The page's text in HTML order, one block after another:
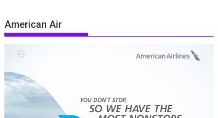
American Air